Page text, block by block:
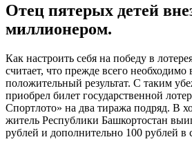
Отец пятерых детей
миллионером.
Как настроить себя на победу в
считает, что прежде всего необходимо
положительный результат. С таким
приобрел билет государственной
Спортлото» на два тиража подряд. В
житель Республики Башкортостан
рублей и дополнительно 100 рублей